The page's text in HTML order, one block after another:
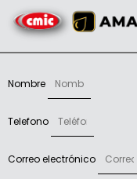
Nombre
Telefono
Correo electrónico